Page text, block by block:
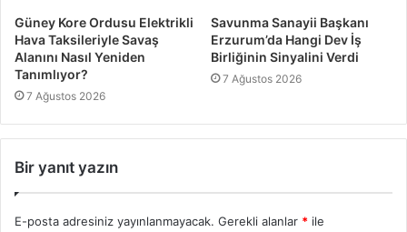
Güney Kore Ordusu Elektrikli
Hava Taksileriyle Savaş
Alanını Nasıl Yeniden
Tanımlıyor?
7 Ağustos 2026
Savunma Sanayii Başkanı
Erzurum’da Hangi Dev İş
Birliğinin Sinyalini Verdi
7 Ağustos 2026
Bir yanıt yazın
E-posta adresiniz yayınlanmayacak. Gerekli alanlar * ile